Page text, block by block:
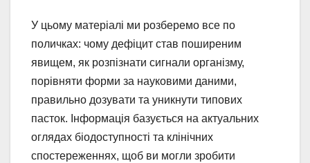
У цьому матеріалі ми розберемо все по
поличках: чому дефіцит став поширеним
явищем, як розпізнати сигнали організму,
порівняти форми за науковими даними,
правильно дозувати та уникнути типових
пасток. Інформація базується на актуальних
оглядах біодоступності та клінічних
спостереженнях, щоб ви могли зробити